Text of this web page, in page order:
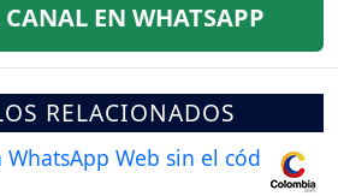
EN WHATSAPP
RELACIONADOS